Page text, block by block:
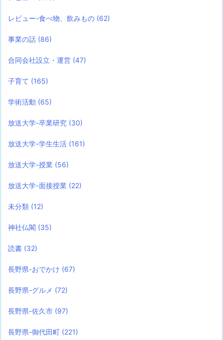
レビュー-食べ物、飲みもの (62)
事業の話 (86)
合同会社設立・運営 (47)
子育て (165)
学術活動 (65)
放送大学-卒業研究 (30)
放送大学-学生生活 (161)
放送大学-授業 (56)
放送大学-面接授業 (22)
未分類 (12)
神社仏閣 (35)
読書 (32)
長野県-おでかけ (67)
長野県-グルメ (72)
長野県-佐久市 (97)
長野県-御代田町 (221)